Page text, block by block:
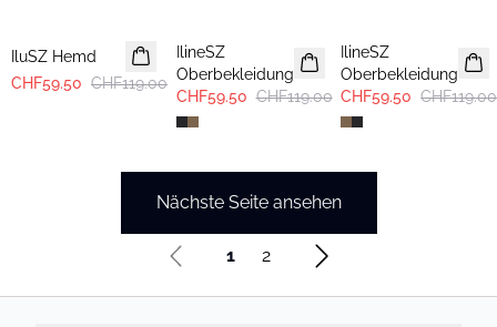
IluSZ Hemd
CHF59.50 CHF119.00
IlineSZ
Oberbekleidung
CHF59.50 CHF119.00
IlineSZ
Oberbekleidung
CHF59.50 CHF119.00
Nächste Seite ansehen
1 2